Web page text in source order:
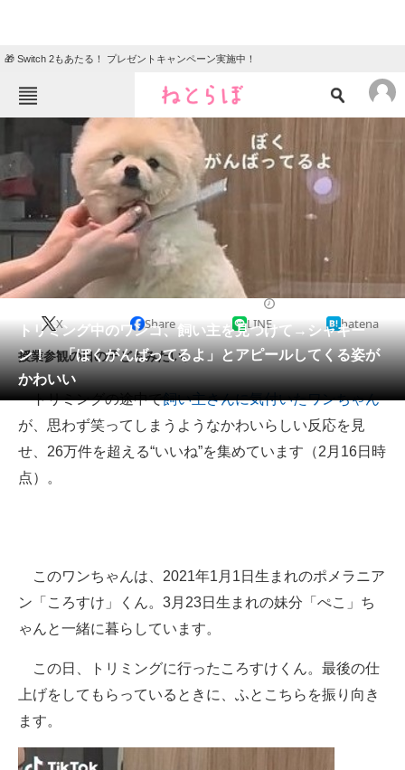
🎁 Switch 2もあたる！ プレゼントキャンペーン実施中！
ねとらぼメニュー
TOP
エンタメ クイズ
グルメ 地域
住まい 教育・育児
動物 リサーチ
会員記事
メディア
注目記事を集めた総合ページ
ITの今と未来を見通す
スマホと通信の最新トレンド
ビジネスと働き方のヒント
AI活用のいまが分かる
企業ITのトレンドを詳説
マーケ×ITの今がよく分かる
トリミング中のワンコ、飼い主を見つけて→シャキー
ン！ 「ぼくがんばってるよ」とアピールしてくる姿が
かわいい
X Share LINE hatena
授業参観の日の子どもみたい。
トリミングの途中で飼い主さんに気付いたワンちゃん
が、思わず笑ってしまうようなかわいらしい反応を見
せ、26万件を超える“いいね”を集めています（2月16日時
点）。
このワンちゃんは、2021年1月1日生まれのポメラニア
ン「ころすけ」くん。3月23日生まれの妹分「ぺこ」ち
ゃんと一緒に暮らしています。
この日、トリミングに行ったころすけくん。最後の仕
上げをしてもらっているときに、ふとこちらを振り向き
ます。